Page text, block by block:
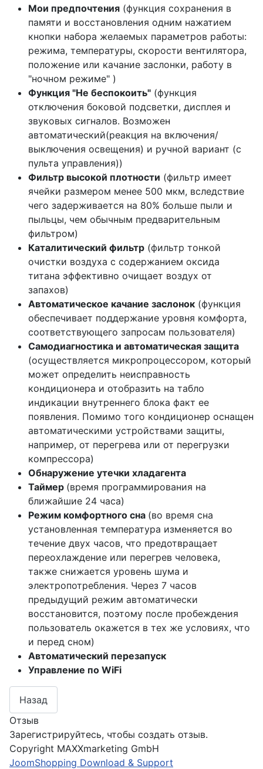
Мои предпочтения (функция сохранения в
памяти и восстановления одним нажатием
кнопки набора желаемых параметров работы:
режима, температуры, скорости вентилятора,
положение или качание заслонки, работу в
"ночном режиме" )
Функция "Не беспокоить" (функция
отключения боковой подсветки, дисплея и
звуковых сигналов. Возможен
автоматический(реакция на включения/
выключения освещения) и ручной вариант (с
пульта управления))
Фильтр высокой плотности (фильтр имеет
ячейки размером менее 500 мкм, вследствие
чего задерживается на 80% больше пыли и
пыльцы, чем обычным предварительным
фильтром)
Каталитический фильтр (фильтр тонкой
очистки воздуха с содержанием оксида
титана эффективно очищает воздух от
запахов)
Автоматическое качание заслонок (функция
обеспечивает поддержание уровня комфорта,
соответствующего запросам пользователя)
Самодиагностика и автоматическая защита
(осуществляется микропроцессором, который
может определить неисправность
кондиционера и отобразить на табло
индикации внутреннего блока факт ее
появления. Помимо того кондиционер оснащен
автоматическими устройствами защиты,
например, от перегрева или от перегрузки
компрессора)
Обнаружение утечки хладагента
Таймер (время программирования на
ближайшие 24 часа)
Режим комфортного сна (во время сна
установленная температура изменяется во
течение двух часов, что предотвращает
переохлаждение или перегрев человека,
также снижается уровень шума и
электропотребления. Через 7 часов
предыдущий режим автоматически
восстановится, поэтому после пробеждения
пользователь окажется в тех же условиях, что
и перед сном)
Автоматический перезапуск
Управление по WiFi
Отзыв
Зарегистрируйтесь, чтобы создать отзыв.
Copyright MAXXmarketing GmbH
JoomShopping Download & Support